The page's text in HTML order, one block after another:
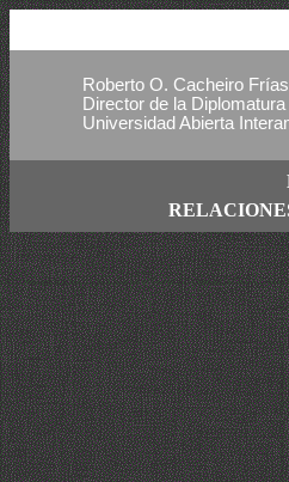
Roberto O. Cacheiro Frías -
Director de la Diplomatura en
Universidad Abierta